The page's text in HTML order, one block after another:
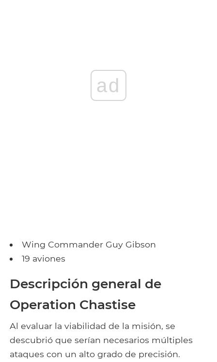
ad
Wing Commander Guy Gibson
19 aviones
Descripción general de
Operation Chastise
Al evaluar la viabilidad de la misión, se
descubrió que serían necesarios múltiples
ataques con un alto grado de precisión.